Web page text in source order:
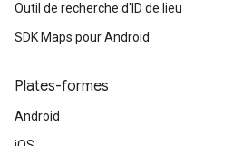
Outil de recherche d'ID de lieu
SDK Maps pour Android
Plates-formes
Android